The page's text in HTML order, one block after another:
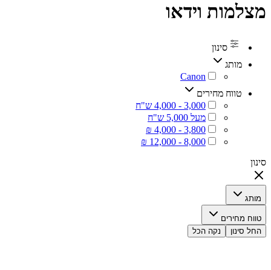
מצלמות וידאו
סינון
מותג
טווח מחירים
‏מעל 5,000 ש"ח
סינון
מותג
טווח מחירים
החל סינון
נקה הכל